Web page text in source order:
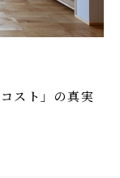
スト」の真実